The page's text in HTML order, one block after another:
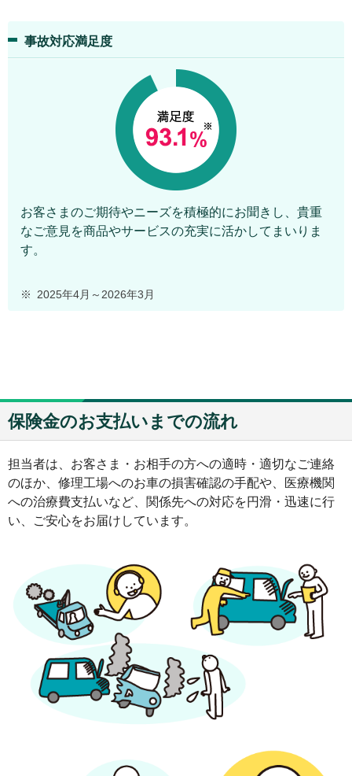
事故対応満足度
お客さまのご期待やニーズを積極的にお聞きし、貴重
なご意見を商品やサービスの充実に活かしてまいりま
す。
※ 2025年4月～2026年3月
保険金のお支払いまでの流れ
担当者は、お客さま・お相手の方への適時・適切なご連絡
のほか、修理工場へのお車の損害確認の手配や、医療機関
への治療費支払いなど、関係先への対応を円滑・迅速に行
い、ご安心をお届けしています。